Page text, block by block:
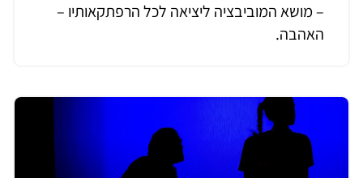
– מושא המוביבציה ליציאה לכל הרפתקאותיו –
האהבה.